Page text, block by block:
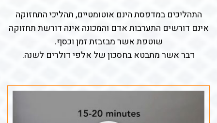
התהליכים במדפסת הינם אוטומטיים, תהליכי התחזוקה
אינם דורשים התערבות אדם והמכונה אינה דורשת תחזוקה
שוטפת אשר מבזבזת זמן וכסף.
דבר אשר מתבטא בחסכון של אלפי דולרים לשנה.